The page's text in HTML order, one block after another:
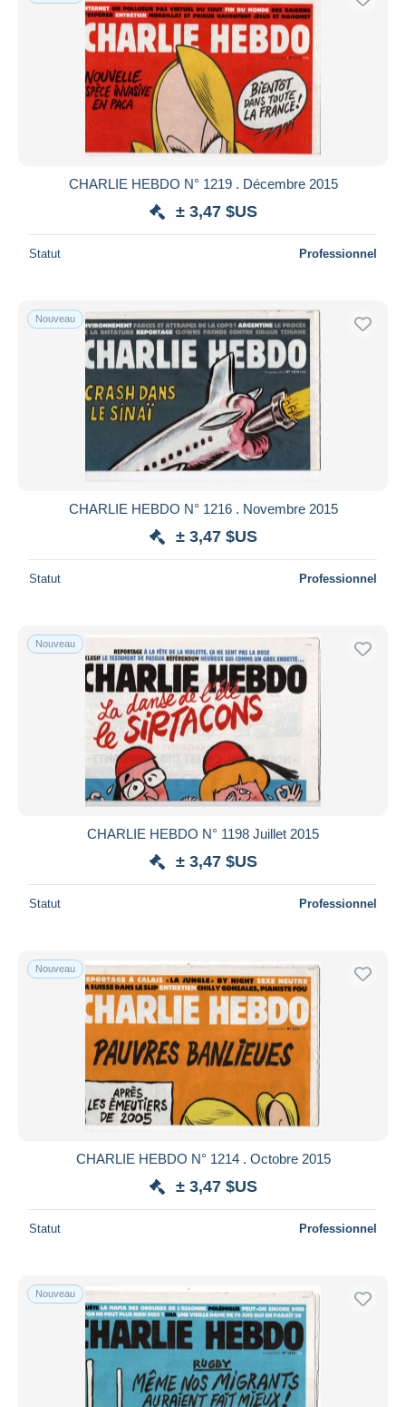
CHARLIE HEBDO N° 1219 . Décembre 2015
± 3,47 $US
Statut Professionnel
Nouveau
CHARLIE HEBDO N° 1216 . Novembre 2015
± 3,47 $US
Statut Professionnel
Nouveau
CHARLIE HEBDO N° 1198 Juillet 2015
± 3,47 $US
Statut Professionnel
Nouveau
CHARLIE HEBDO N° 1214 . Octobre 2015
± 3,47 $US
Statut Professionnel
Nouveau